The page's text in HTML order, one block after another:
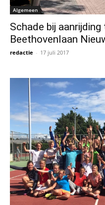
Algemeen
Schade bij aanrijding
Beethovenlaan
redactie - 17 juli 2017